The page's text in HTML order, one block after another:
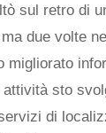
sul retro di
due volte
migliorato
sto
di